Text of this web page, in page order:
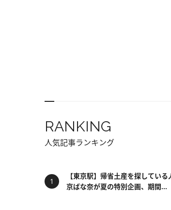
RANKING
人気記事ランキング
【東京駅】帰省土産を探してい
京ばな奈が夏の特別企画、期間...